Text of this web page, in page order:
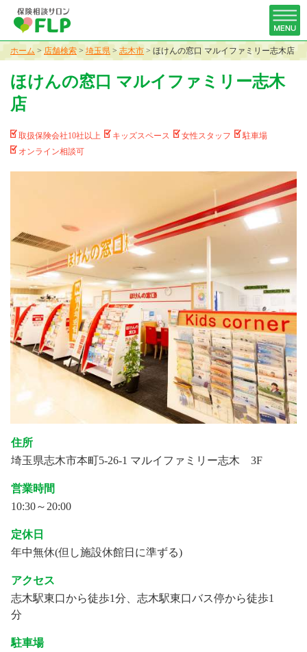
ホーム > 店舗検索 > 埼玉県 > 志木市 > ほけんの窓口 マルイファミリー志木店
ほけんの窓口 マルイファミリー志木
店
取扱保険会社10社以上 キッズスペース 女性スタッフ
駐車場
オンライン相談可
住所
埼玉県志木市本町5-26-1 マルイファミリー志木 3F
営業時間
10:30～20:00
定休日
年中無休(但し施設休館日に準ずる)
アクセス
志木駅東口から徒歩1分、志木駅東口バス停から徒歩1
分
駐車場